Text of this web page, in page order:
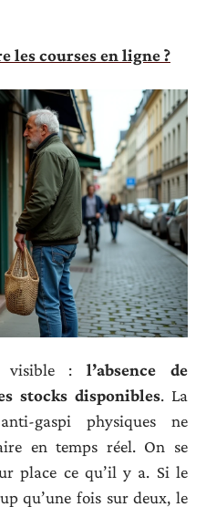
les courses en ligne ?
visible :l’absence de
stocks disponibles. La
gaspi physiques ne
en temps réel. On se
place ce qu’il y a. Si le
qu’une fois sur deux, le